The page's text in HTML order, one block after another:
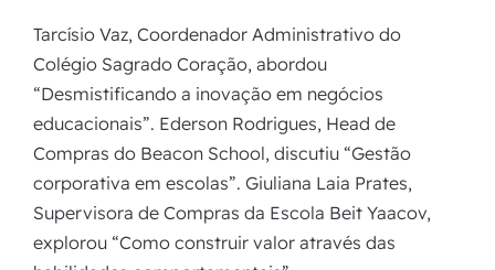
Tarcísio Vaz, Coordenador Administrativo do
Colégio Sagrado Coração, abordou
“Desmistificando a inovação em negócios
educacionais”. Ederson Rodrigues, Head de
Compras do Beacon School, discutiu “Gestão
corporativa em escolas”. Giuliana Laia Prates,
Supervisora de Compras da Escola Beit Yaacov,
explorou “Como construir valor através das